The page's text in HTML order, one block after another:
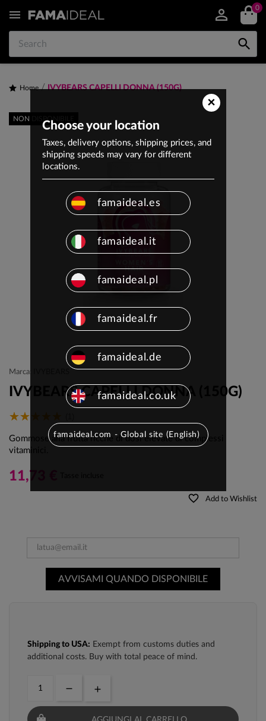
 0

NON DISPONIBILE
Home IVYBEARS CAPELLI DONNA (150G)
Marca: IVYBEARS
IVYBEARS CAPELLI DONNA (150G)
Gommose alla frutta ricche di dosi elevate di complessi
vitaminici.
11,73 €
favorite_border Add to Wishlist
AVVISAMI QUANDO DISPONIBILE
Shipping to USA: Exempt from customs duties and
additional costs. Buy with total peace of mind.
×
Choose your location
Taxes, delivery options, shipping prices, and
shipping speeds may vary for different
locations.
famaideal.es
famaideal.it
famaideal.pl
famaideal.fr
famaideal.de
famaideal.co.uk
famaideal.com - Global site (English)